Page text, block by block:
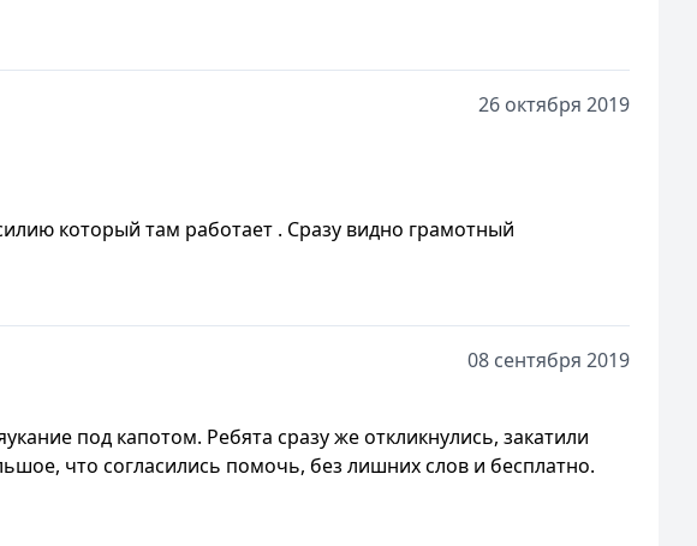
26 октября 2019
который там работает . Сразу видно грамотный
08 сентября 2019
под капотом. Ребята сразу же откликнулись, закатили
что согласились помочь, без лишних слов и бесплатно.